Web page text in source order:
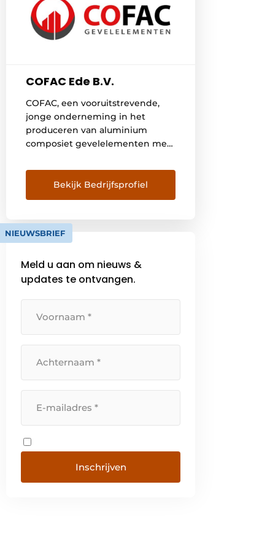
COFAC Ede B.V.
COFAC, een vooruitstrevende,
jonge onderneming in het
produceren van aluminium
composiet gevelelementen met
samen met de sterkste partners
in de gevelbouw industrie. Dit
geldt zowel in ontwerp,
Hiermee bouwen we
gezamenlijk aan een optimaal
gestroomlijnde processen en
minimale verspilling leveren wij
Bekijk Bedrijfsprofiel
NIEUWSBRIEF
Meld u aan om nieuws &
updates te ontvangen.
Inschrijven